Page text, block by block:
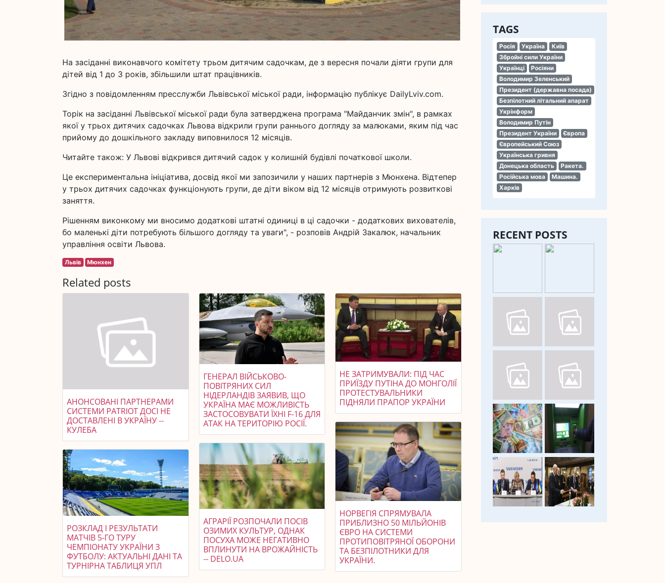
TAGS
Росія Україна
Київ
Збройні сили України
Українці
Росіяни
Володимир Зеленський
Президент (державна посада)
Безпілотний літальний апарат
Укрінформ
Володимир Путін
Президент України
Європа
Європейський Союз
Українська гривня
Донецька область
Ракета.
Російська мова
Машина.
Харків
RECENT POSTS
На засіданні виконавчого комітету трьом дитячим садочкам, де з вересня почали діяти групи для
дітей від 1 до 3 років, збільшили штат працівників.
Згідно з повідомленням пресслужби Львівської міської ради, інформацію публікує DailyLviv.com.
Торік на засіданні Львівської міської ради була затверджена програма "Майданчик змін", в рамках
якої у трьох дитячих садочках Львова відкрили групи раннього догляду за малюками, яким під час
прийому до дошкільного закладу виповнилося 12 місяців.
Читайте також: У Львові відкрився дитячий садок у колишній будівлі початкової школи.
Це експериментальна ініціатива, досвід якої ми запозичили у наших партнерів з Мюнхена. Відтепер
у трьох дитячих садочках функціонують групи, де діти віком від 12 місяців отримують розвиткові
заняття.
Рішенням виконкому ми вносимо додаткові штатні одиниці в ці садочки - додаткових вихователів,
бо маленькі діти потребують більшого догляду та уваги", - розповів Андрій Закалюк, начальник
управління освіти Львова.
Львів Мюнхен
Related posts
АНОНСОВАНІ ПАРТНЕРАМИ
СИСТЕМИ PATRIOT ДОСІ НЕ
ДОСТАВЛЕНІ В УКРАЇНУ --
КУЛЕБА
РОЗКЛАД І РЕЗУЛЬТАТИ
МАТЧІВ 5-ГО ТУРУ
ЧЕМПІОНАТУ УКРАЇНИ З
ФУТБОЛУ: АКТУАЛЬНІ ДАНІ ТА
ТУРНІРНА ТАБЛИЦЯ УПЛ
ГЕНЕРАЛ ВІЙСЬКОВО-
ПОВІТРЯНИХ СИЛ
НІДЕРЛАНДІВ ЗАЯВИВ, ЩО
УКРАЇНА МАЄ МОЖЛИВІСТЬ
ЗАСТОСОВУВАТИ ЇХНІ F-16 ДЛЯ
АТАК НА ТЕРИТОРІЮ РОСІЇ.
АГРАРІЇ РОЗПОЧАЛИ ПОСІВ
ОЗИМИХ КУЛЬТУР, ОДНАК
ПОСУХА МОЖЕ НЕГАТИВНО
ВПЛИНУТИ НА ВРОЖАЙНІСТЬ
-- DELO.UA
НЕ ЗАТРИМУВАЛИ: ПІД ЧАС
ПРИЇЗДУ ПУТІНА ДО МОНГОЛІЇ
ПРОТЕСТУВАЛЬНИКИ
ПІДНЯЛИ ПРАПОР УКРАЇНИ
НОРВЕГІЯ СПРЯМУВАЛА
ПРИБЛИЗНО 50 МІЛЬЙОНІВ
ЄВРО НА СИСТЕМИ
ПРОТИПОВІТРЯНОЇ ОБОРОНИ
ТА БЕЗПІЛОТНИКИ ДЛЯ
УКРАЇНИ.